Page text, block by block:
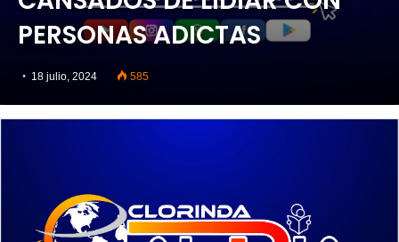
PERSONAS ADICTAS
18 julio, 2024 585